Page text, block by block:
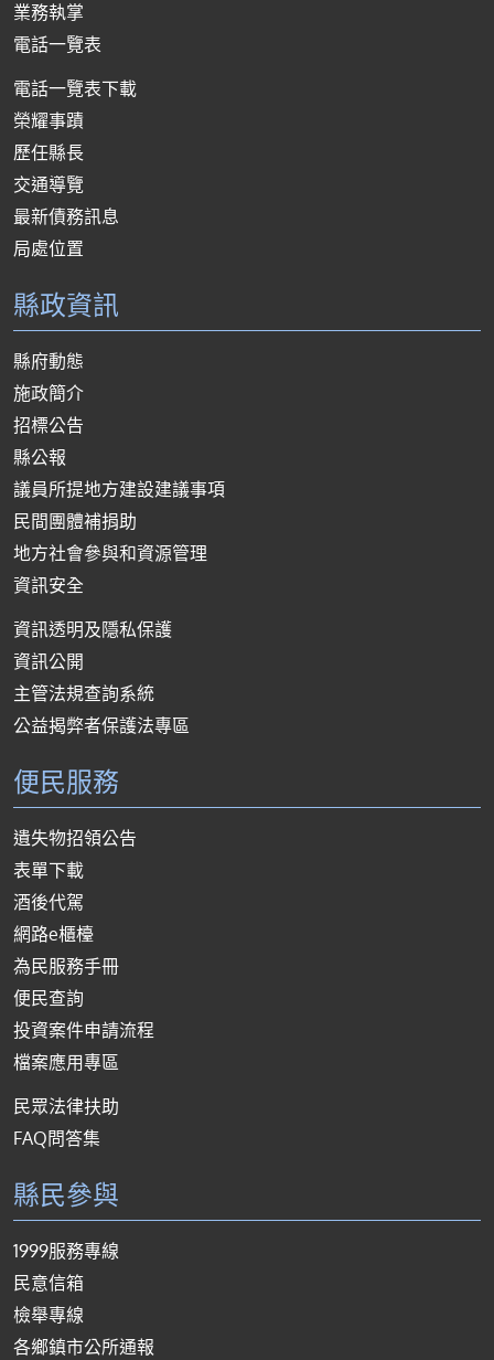
業務執掌
電話一覽表
電話一覽表下載
榮耀事蹟
歷任縣長
交通導覽
最新債務訊息
局處位置
縣政資訊
縣府動態
施政簡介
招標公告
縣公報
議員所提地方建設建議事項
民間團體補捐助
地方社會參與和資源管理
資訊安全
資訊透明及隱私保護
資訊公開
主管法規查詢系統
公益揭弊者保護法專區
便民服務
遺失物招領公告
表單下載
酒後代駕
網路e櫃檯
為民服務手冊
便民查詢
投資案件申請流程
檔案應用專區
民眾法律扶助
FAQ問答集
縣民參與
1999服務專線
民意信箱
檢舉專線
各鄉鎮市公所通報